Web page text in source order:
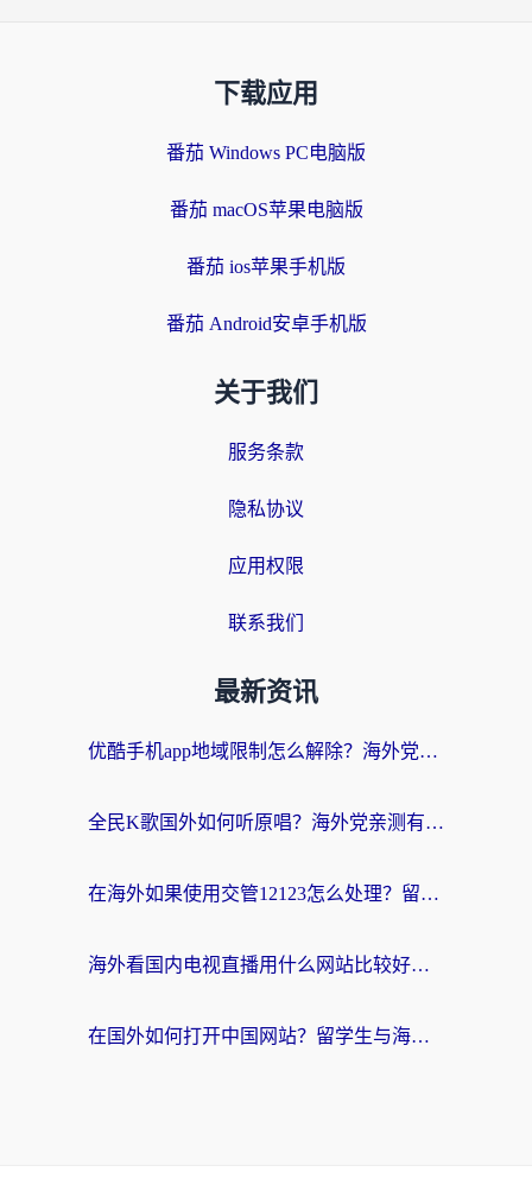
下载应用
番茄 Windows PC电脑版
番茄 macOS苹果电脑版
番茄 ios苹果手机版
番茄 Android安卓手机版
关于我们
服务条款
隐私协议
应用权限
联系我们
最新资讯
优酷手机app地域限制怎么解除？海外党亲测有效的追剧方案
全民K歌国外如何听原唱？海外党亲测有效的回国加速器选择指南
在海外如果使用交管12123怎么处理？留学生亲测有效的回国加速方案
海外看国内电视直播用什么网站比较好？一篇解决你所有追剧难题的实用指南
在国外如何打开中国网站？留学生与海外华人的无缝访问指南